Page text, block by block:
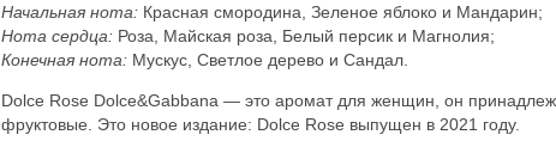
Начальная нота: Красная смородина, Зеленое яблоко и Мандарин;
Нота сердца: Роза, Майская роза, Белый персик и Магнолия;
Конечная нота: Мускус, Светлое дерево и Сандал.
Dolce Rose Dolce&Gabbana — это аромат для женщин, он
фруктовые. Это новое издание: Dolce Rose выпущен в 2021 году.